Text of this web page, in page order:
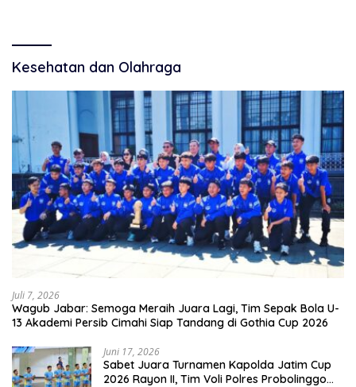
Kesehatan dan Olahraga
Juli 7, 2026
Wagub Jabar: Semoga Meraih Juara Lagi, Tim Sepak Bola U-
13 Akademi Persib Cimahi Siap Tandang di Gothia Cup 2026
Juni 17, 2026
Sabet Juara Turnamen Kapolda Jatim Cup
2026 Rayon II, Tim Voli Polres Probolinggo